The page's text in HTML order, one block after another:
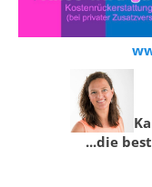
...die